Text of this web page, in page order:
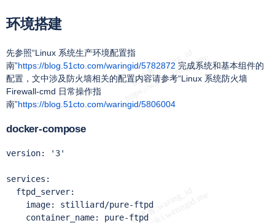
环境搭建
先参照“Linux 系统生产环境配置指
南”https://blog.51cto.com/waringid/5782872 完成系统和基本组件的
配置，文中涉及防火墙相关的配置内容请参考“Linux 系统防火墙
Firewall-cmd 日常操作指
南”https://blog.51cto.com/waringid/5806004
docker-compose
version: '3'
services:
  ftpd_server:
    image: stilliard/pure-ftpd
    container_name: pure-ftpd